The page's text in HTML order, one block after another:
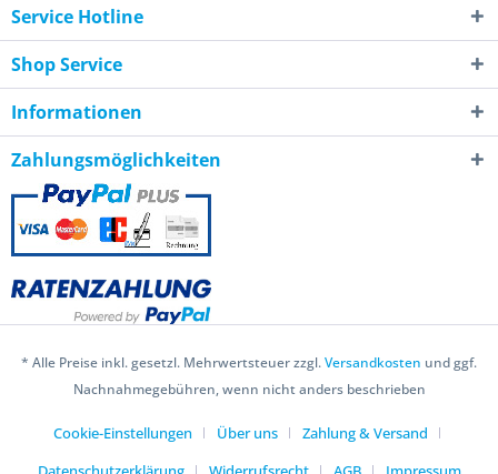
Service Hotline
Shop Service
Informationen
Zahlungsmöglichkeiten
* Alle Preise inkl. gesetzl. Mehrwertsteuer zzgl.Versandkosten und ggf.
Nachnahmegebühren, wenn nicht anders beschrieben
Cookie-Einstellungen Über uns
Zahlung & Versand